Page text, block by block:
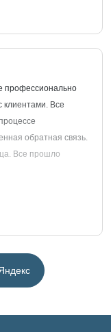
профессионально
клиентами. Все
обратная связь.
Все прошло